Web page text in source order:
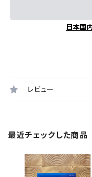
日本国
レビュー
最近チェックした商品